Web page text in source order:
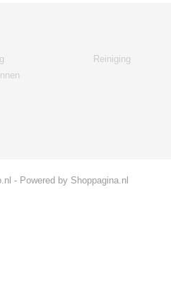
Reiniging
- Powered by Shoppagina.nl